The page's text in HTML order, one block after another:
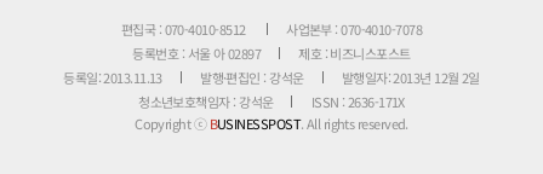
편집국 : 070-4010-8512
사업본부 : 070-4010-7078
등록번호 : 서울 아 02897
제호 : 비즈니스포스트
등록일: 2013.11.13
발행·편집인 : 강석운
발행일자: 2013년 12월 2일
청소년보호책임자 : 강석운
ISSN : 2636-171X
Copyright ⓒBUSINESSPOST. All rights reserved.